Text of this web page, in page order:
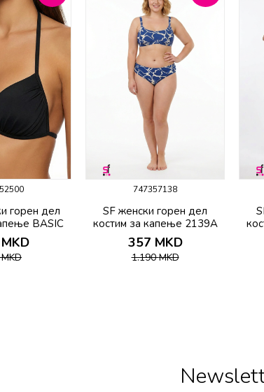
горeн дел
BASIC
TOP
MKD
MKD
747357138
SF женски горeн дел
костим за капење 2139A
357 MKD
1.190MKD